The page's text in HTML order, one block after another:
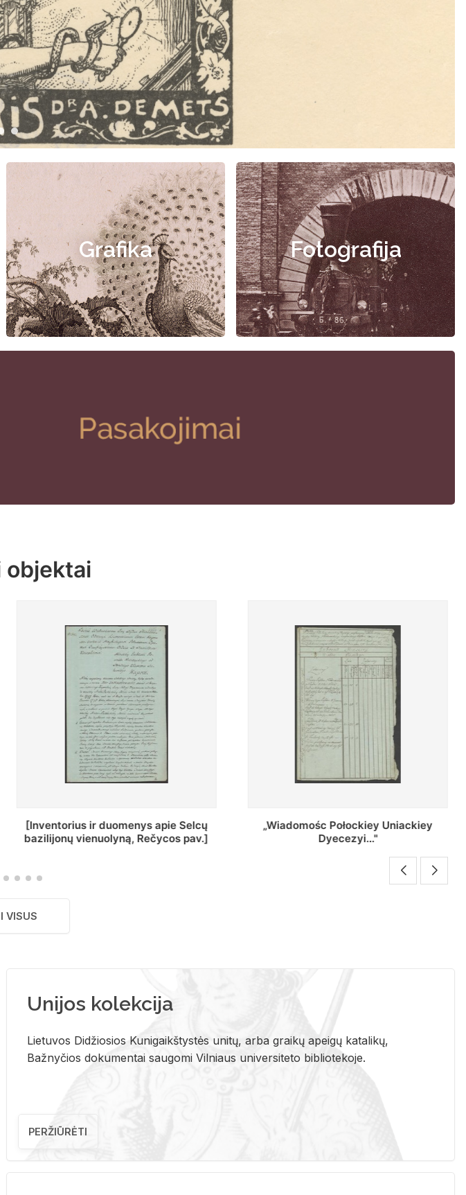
Grafika Fotografija
objektai
„Wiadomośc Połockiey Uniackiey
Dyecezyi..."
Regestr Parochow Dekanatu
Brzeskiego
VISUS
Unijos kolekcija
Lietuvos Didžiosios Kunigaikštystės unitų, arba graikų apeigų katalikų,
Bažnyčios dokumentai saugomi Vilniaus universiteto bibliotekoje.
PERŽIŪRĖTI